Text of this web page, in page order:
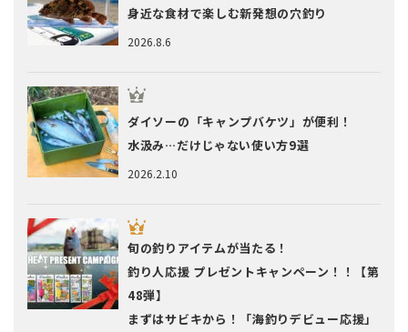
2026.8.6
身近な食材で楽しむ新発想の穴釣り
2026.2.10
ダイソーの「キャンプバケツ」が便利！
水汲み…だけじゃない使い方9選
旬の釣りアイテムが当たる！
釣り人応援 プレゼントキャンペーン！！【第
48弾】
まずはサビキから！「海釣りデビュー応援」